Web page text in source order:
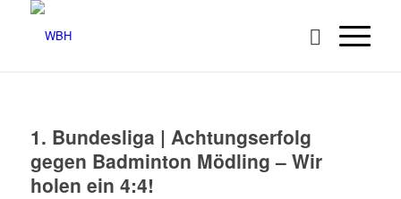
1. Bundesliga | Achtungserfolg
gegen Badminton Mödling – Wir
holen ein 4:4!